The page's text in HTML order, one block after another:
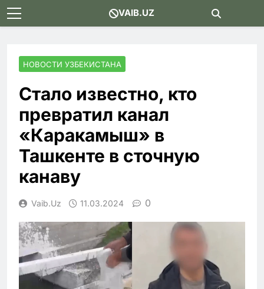
Skip
to
VAIB.UZ
НОВОСТИ УЗБЕКИСТАНА
Стало известно, кто
превратил канал
«Каракамыш» в
Ташкенте в сточную
канаву
Vaib.uz 11.03.2024 0